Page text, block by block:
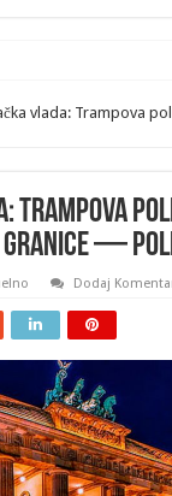
vlada: Trampova
Trampova
granice —
Dodaj